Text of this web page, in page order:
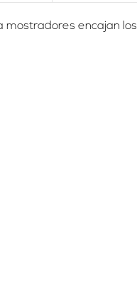
mostradores encajan los